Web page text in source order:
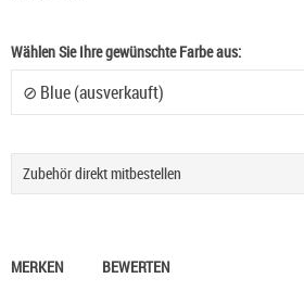
Wählen Sie Ihre gewünschte Farbe aus:
Zubehör direkt mitbestellen
Vaporesso Armour G Series Mundstück
MERKEN
BEWERTEN